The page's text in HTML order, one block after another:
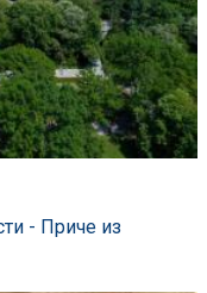
- Приче из